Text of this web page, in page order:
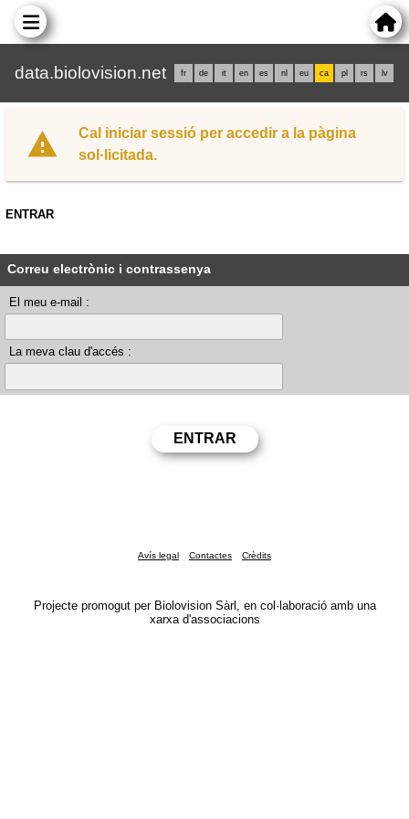
data.biolovision.net fr de it en es nl eu ca pl rs lv
Cal iniciar sessió per accedir a la pàgina
sol·licitada.
ENTRAR
Correu electrònic i contrassenya
El meu e-mail :
La meva clau d'accés :
Avís legal Contactes Crèdits
Projecte promogut per Biolovision Sàrl, en col·laboració amb una
xarxa d'associacions